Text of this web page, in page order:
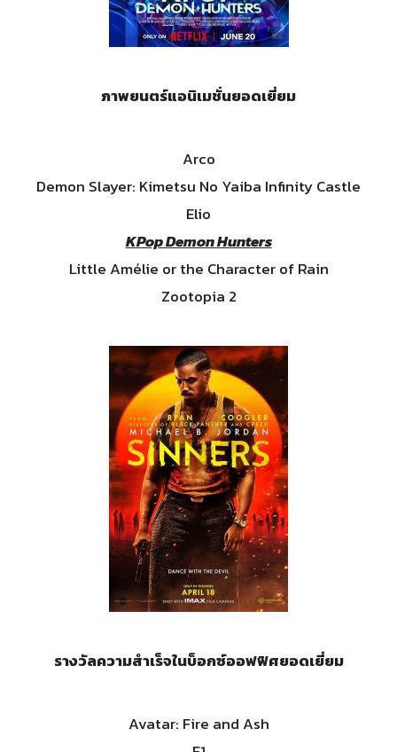
ภาพยนตร์แอนิเมชั่นยอดเยี่ยม
Arco
Demon Slayer: Kimetsu No Yaiba Infinity Castle
Elio
KPop Demon Hunters
Little Amélie or the Character of Rain
Zootopia 2
รางวัลความสำเร็จในบ็อกซ์ออฟฟิศยอดเยี่ยม
Avatar: Fire and Ash